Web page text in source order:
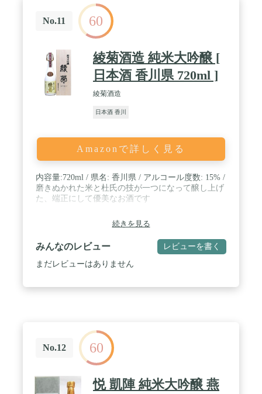
No.11 60
綾菊酒造 純米大吟醸 [
日本酒 香川県 720ml ]
綾菊酒造
日本酒 香川
Amazonで詳しく見る
内容量:720ml / 県名: 香川県 / アルコール度数: 15% /
磨きぬかれた米と杜氏の技が一つになって醸し上げ
た、端正にして優美なお酒です
続きを見る
みんなのレビュー レビューを書く
まだレビューはありません
No.12 60
悦 凱陣 純米大吟醸 燕